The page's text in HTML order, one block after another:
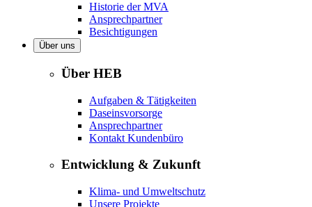
Historie der MVA
Ansprechpartner
Besichtigungen
Über uns
Über HEB
Aufgaben & Tätigkeiten
Daseinsvorsorge
Ansprechpartner
Kontakt Kundenbüro
Entwicklung & Zukunft
Klima- und Umweltschutz
Unsere Projekte